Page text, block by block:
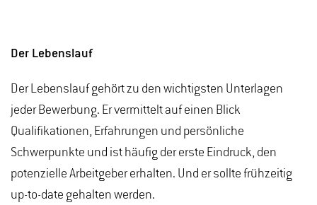
Der Lebenslauf
Der Lebenslauf gehört zu den wichtigsten Unterlagen
jeder Bewerbung. Er vermittelt auf einen Blick
Qualifikationen, Erfahrungen und persönliche
Schwerpunkte und ist häufig der erste Eindruck, den
potenzielle Arbeitgeber erhalten. Und er sollte frühzeitig
up-to-date gehalten werden.